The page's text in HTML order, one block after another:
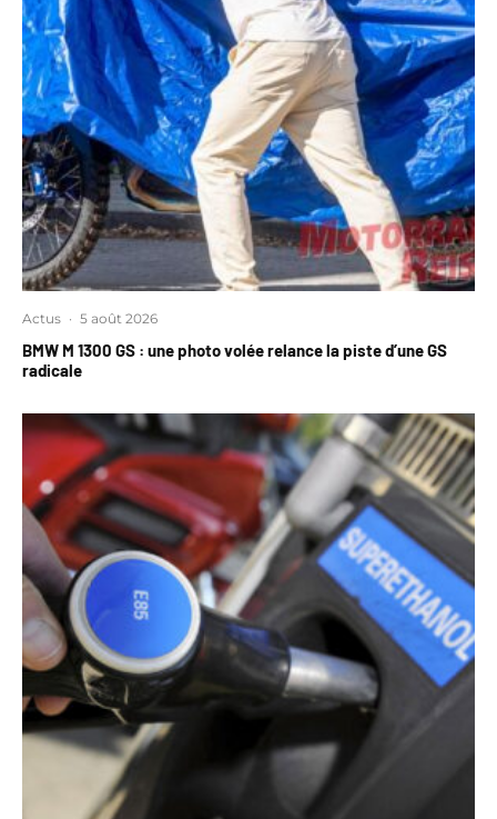
Actus · 5 août 2026
BMW M 1300 GS : une photo volée relance la piste d’une GS
radicale